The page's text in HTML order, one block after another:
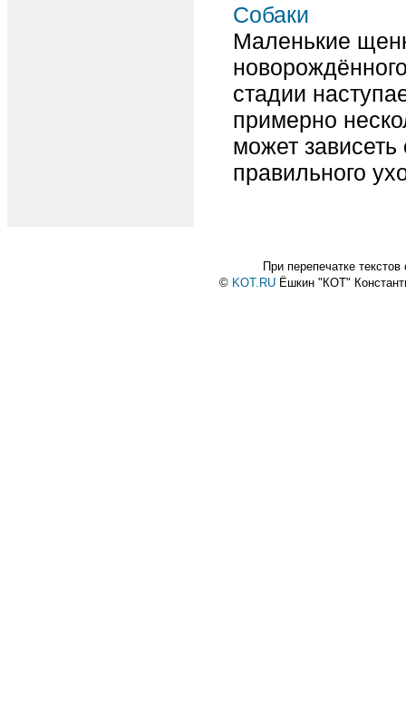
Собаки
Маленькие
стадии
примерно
может
правильного
При перепечатке
© KOT.RU Ёшкин "КОТ"